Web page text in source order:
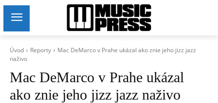
Úvod Reporty
Mac DeMarco v Prahe ukázal ako znie jeho jizz jazz
naživo
Mac DeMarco v Prahe ukázal
ako znie jeho jizz jazz naživo